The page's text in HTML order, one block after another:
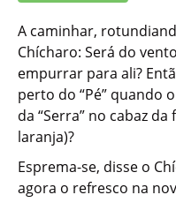
A caminhar,
Chícharo: Será do
empurrar para ali?
perto do “Pé” quando
da “Serra” no cabaz
laranja)?
Esprema-se, disse o
agora o refresco na